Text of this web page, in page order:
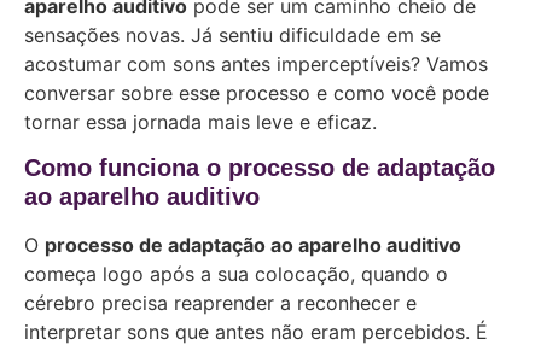
aparelho auditivo pode ser um caminho cheio de
sensações novas. Já sentiu dificuldade em se
acostumar com sons antes imperceptíveis? Vamos
conversar sobre esse processo e como você pode
tornar essa jornada mais leve e eficaz.
Como funciona o processo de adaptação
ao aparelho auditivo
O processo de adaptação ao aparelho auditivo
começa logo após a sua colocação, quando o
cérebro precisa reaprender a reconhecer e
interpretar sons que antes não eram percebidos. É